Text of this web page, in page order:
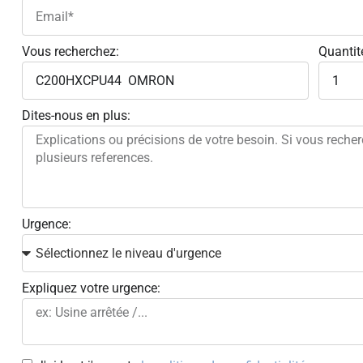
Vous recherchez:
Dites-nous en plus:
Urgence:
Expliquez votre urgence: